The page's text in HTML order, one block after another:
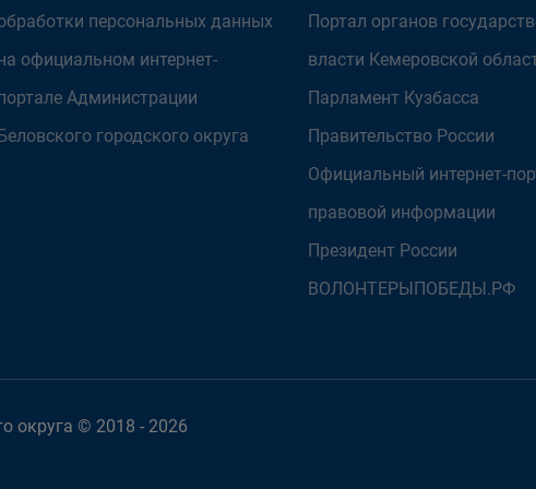
персональных данных
официальном интернет-
Администрации
городского округа
Портал органов
власти Кемеровской
Парламент Кузбасса
Правительство России
Официальный интернет-
правовой информации
Президент России
ВОЛОНТЕРЫПОБЕДЫ.РФ
округа © 2018 - 2026